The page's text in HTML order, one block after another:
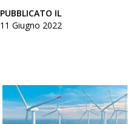
PUBBLICATO IL
11 Giugno 2022